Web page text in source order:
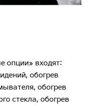
опции» входят:
обогрев
обогрев
стекла, обогрев